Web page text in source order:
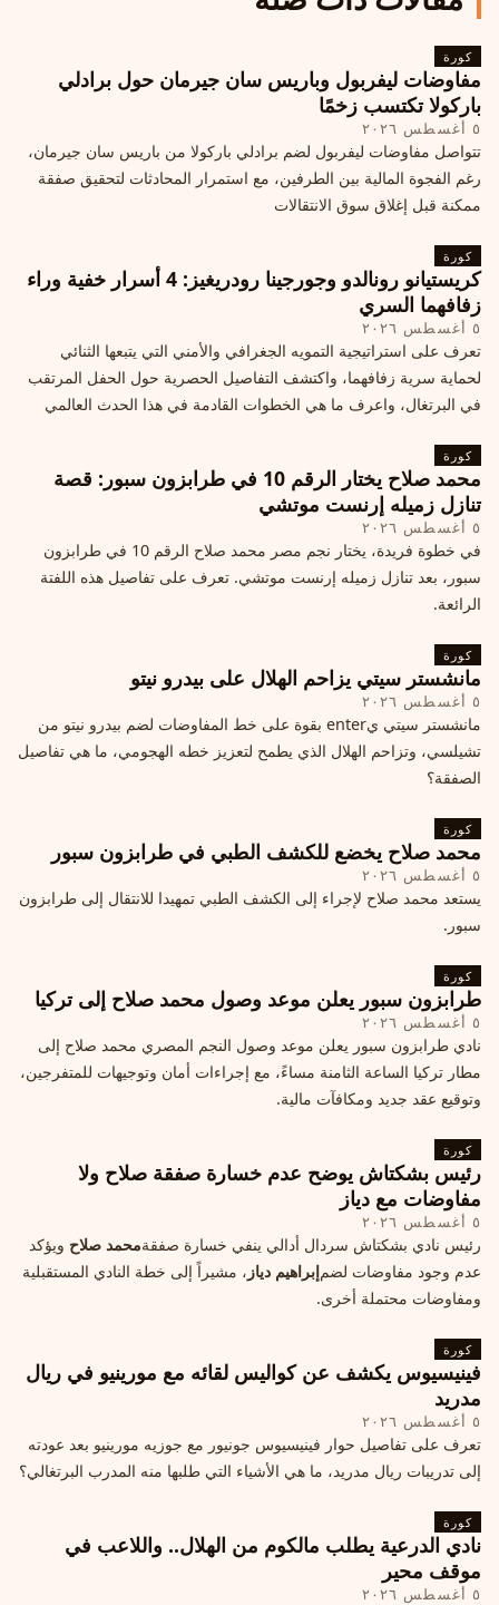
كورة
مفاوضات ليفربول وباريس سان جيرمان حول برادلي
باركولا تكتسب زخمًا
٥ أغسطس ٢٠٢٦
تتواصل مفاوضات ليفربول لضم برادلي باركولا من باريس سان جيرمان،
رغم الفجوة المالية بين الطرفين، مع استمرار المحادثات لتحقيق صفقة
ممكنة قبل إغلاق سوق الانتقالات
كورة
كريستيانو رونالدو وجورجينا رودريغيز: 4 أسرار خفية وراء
زفافهما السري
٥ أغسطس ٢٠٢٦
تعرف على استراتيجية التمويه الجغرافي والأمني التي يتبعها الثنائي
لحماية سرية زفافهما، واكتشف التفاصيل الحصرية حول الحفل المرتقب
في البرتغال، واعرف ما هي الخطوات القادمة في هذا الحدث العالمي
كورة
محمد صلاح يختار الرقم 10 في طرابزون سبور: قصة
تنازل زميله إرنست موتشي
٥ أغسطس ٢٠٢٦
في خطوة فريدة، يختار نجم مصر محمد صلاح الرقم 10 في طرابزون
سبور، بعد تنازل زميله إرنست موتشي. تعرف على تفاصيل هذه اللفتة
الرائعة.
كورة
مانشستر سيتي يزاحم الهلال على بيدرو نيتو
٥ أغسطس ٢٠٢٦
مانشستر سيتي يenter بقوة على خط المفاوضات لضم بيدرو نيتو من
تشيلسي، وتزاحم الهلال الذي يطمح لتعزيز خطه الهجومي، ما هي تفاصيل
الصفقة؟
كورة
محمد صلاح يخضع للكشف الطبي في طرابزون سبور
٥ أغسطس ٢٠٢٦
يستعد محمد صلاح لإجراء إلى الكشف الطبي تمهيدا للانتقال إلى طرابزون
سبور.
كورة
طرابزون سبور يعلن موعد وصول محمد صلاح إلى تركيا
٥ أغسطس ٢٠٢٦
نادي طرابزون سبور يعلن موعد وصول النجم المصري محمد صلاح إلى
مطار تركيا الساعة الثامنة مساءً، مع إجراءات أمان وتوجيهات للمتفرجين،
وتوقيع عقد جديد ومكافآت مالية.
كورة
رئيس بشكتاش يوضح عدم خسارة صفقة صلاح ولا
مفاوضات مع دياز
٥ أغسطس ٢٠٢٦
رئيس نادي بشكتاش سردال أدالي ينفي خسارة صفقةمحمد صلاح ويؤكد
عدم وجود مفاوضات لضمإبراهيم دياز ، مشيراً إلى خطة النادي المستقبلية
ومفاوضات محتملة أخرى.
كورة
فينيسيوس يكشف عن كواليس لقائه مع مورينيو في ريال
مدريد
٥ أغسطس ٢٠٢٦
تعرف على تفاصيل حوار فينيسيوس جونيور مع جوزيه مورينيو بعد عودته
إلى تدريبات ريال مدريد، ما هي الأشياء التي طلبها منه المدرب البرتغالي؟
كورة
نادي الدرعية يطلب مالكوم من الهلال.. واللاعب في
موقف محير
٥ أغسطس ٢٠٢٦